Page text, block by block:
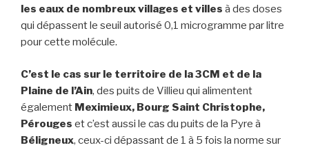
les eaux de nombreux villages et villes à des doses
qui dépassent le seuil autorisé 0,1 microgramme par litre
pour cette molécule.
C’est le cas sur le territoire de la 3CM et de la
Plaine de l’Ain, des puits de Villieu qui alimentent
également Meximieux, Bourg Saint Christophe,
Pérouges et c’est aussi le cas du puits de la Pyre à
Béligneux, ceux-ci dépassant de 1 à 5 fois la norme sur